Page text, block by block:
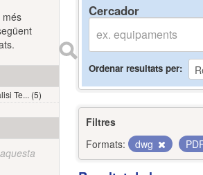
Cercador
Ordenar resultats per
Filtres
Formats:
dwg
més
Te... (5)